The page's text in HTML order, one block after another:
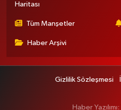
Haritası
Tüm Manşetler
Haber Arşivi
Gizlilik Sözleşmesi
Haber Yazılımı: